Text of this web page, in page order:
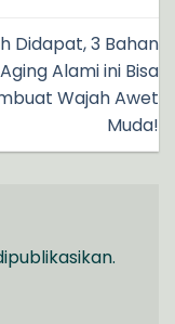
Didapat, 3 Bahan
Alami ini Bisa
Wajah Awet
Muda!